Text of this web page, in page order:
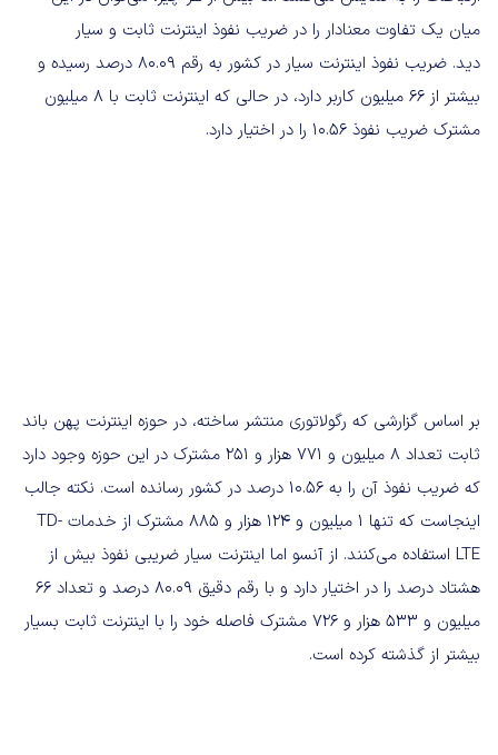
میان یک تفاوت معنادار را در ضریب نفوذ اینترنت ثابت و سیار
دید. ضریب نفوذ اینترنت سیار در کشور به رقم ۸۰.۰۹ درصد رسیده و
بیشتر از ۶۶ میلیون کاربر دارد، در حالی که اینترنت ثابت با ۸ میلیون
مشترک ضریب نفوذ ۱۰.۵۶ را در اختیار دارد.
بر اساس گزارشی که رگولاتوری منتشر ساخته، در حوزه اینترنت پهن باند
ثابت تعداد ۸ میلیون و ۷۷۱ هزار و ۲۵۱ مشترک در این حوزه وجود دارد
که ضریب نفوذ آن را به ۱۰.۵۶ درصد در کشور رسانده است. نکته جالب
اینجاست که تنها ۱ میلیون و ۱۲۴ هزار و ۸۸۵ مشترک از خدمات TD-
LTE استفاده می‌کنند. از آنسو اما اینترنت سیار ضریبی نفوذ بیش از
هشتاد درصد را در اختیار دارد و با رقم دقیق ۸۰.۰۹ درصد و تعداد ۶۶
میلیون و ۵۳۳ هزار و ۷۲۶ مشترک فاصله خود را با اینترنت ثابت بسیار
بیشتر از گذشته کرده است.